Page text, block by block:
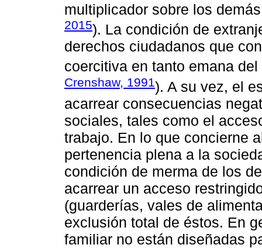
multiplicador sobre los
2015). La condición de
derechos ciudadanos que
coercitiva en tanto emana
Crenshaw, 1991). A su vez, el
acarrear consecuencias
sociales, tales como el
trabajo. En lo que concierne
pertenencia plena a la
condición de merma de los
acarrear un acceso
(guarderías, vales de
exclusión total de éstos. En
familiar no están diseñadas